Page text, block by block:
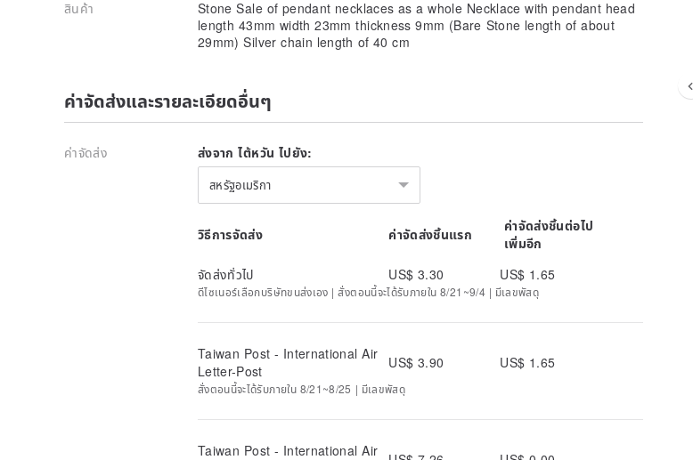
สินค้า
Stone Sale of pendant necklaces as a whole Necklace with pendant head
length 43mm width 23mm thickness 9mm (Bare Stone length of about
29mm) Silver chain length of 40 cm
ค่าจัดส่งและรายละเอียดอื่นๆ
ค่าจัดส่ง ส่งจาก ไต้หวัน ไปยัง:
สหรัฐอเมริกา
วิธีการจัดส่ง ค่าจัดส่งชิ้นแรก
ค่าจัดส่งชิ้นต่อไป
เพิ่มอีก
จัดส่งทั่วไป
US$ 3.30 US$ 1.65
ดีไซเนอร์เลือกบริษัทขนส่งเอง | สั่งตอนนี้จะได้รับภายใน 8/21~9/4 | มีเลขพัสดุ
Taiwan Post - International Air
Letter-Post
US$ 3.90 US$ 1.65
สั่งตอนนี้จะได้รับภายใน 8/21~8/25 | มีเลขพัสดุ
Taiwan Post - International Air